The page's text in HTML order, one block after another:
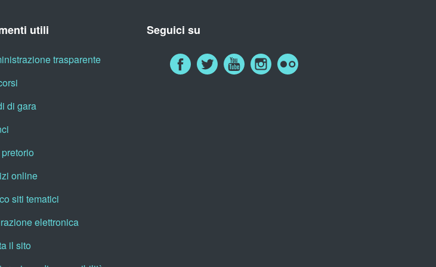
utili
trasparente
di gara
online
siti tematici
elettronica
il sito
Seguici su